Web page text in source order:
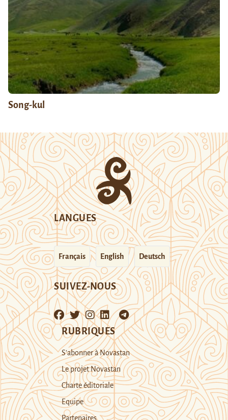
Song-kul
LANGUES
Français English Deutsch
SUIVEZ-NOUS
RUBRIQUES
S’abonner à Novastan
Le projet Novastan
Charte éditoriale
Equipe
Partenaires